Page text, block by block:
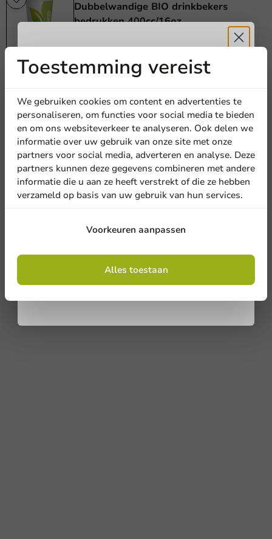
Dubbelwandige BIO drinkbekers
bedrukken 400cc/16oz
€ 389,95
Toestemming vereist
We gebruiken cookies om content en advertenties te
personaliseren, om functies voor social media te bieden
en om ons websiteverkeer te analyseren. Ook delen we
informatie over uw gebruik van onze site met onze
partners voor social media, adverteren en analyse. Deze
partners kunnen deze gegevens combineren met andere
informatie die u aan ze heeft verstrekt of die ze hebben
verzameld op basis van uw gebruik van hun services.
Voorkeuren aanpassen
Alles toestaan
Ontvang5%
korting
Meld je aan voor onze
nieuwsbrief!
Aanmelden
Door je in te schrijven, ga je akkoord met de
algemene voorwaarden